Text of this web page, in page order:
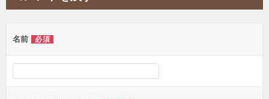
ビ
ー
シ
ョ
名前 必須